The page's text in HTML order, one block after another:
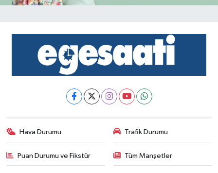
Hava Durumu Trafik Durumu
Puan Durumu ve Fikstür Tüm Manşetler